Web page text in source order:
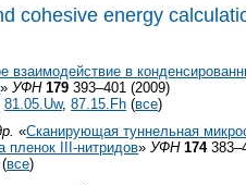
cohesive energy
взаимодействие в
»УФН 179 393–401 (2009)
81.05.Uw,87.15.Fh (все)
«Сканирующая туннельная
пленок
III-нитридов»УФН 174
все)